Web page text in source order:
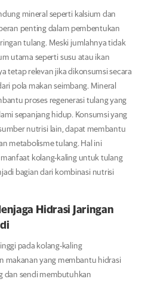
mineral seperti kalsium dan
penting dalam pembentukan
tulang. Meski jumlahnya tidak
utama seperti susu atau ikan
tetap relevan jika dikonsumsi secara
pola makan seimbang. Mineral
proses regenerasi tulang yang
sepanjang hidup. Konsumsi yang
nutrisi lain, dapat membantu
metabolisme tulang. Hal ini
kolang-kaling untuk tulang
bagian dari kombinasi nutrisi
Hidrasi Jaringan
pada kolang-kaling
makanan yang membantu hidrasi
dan sendi membutuhkan